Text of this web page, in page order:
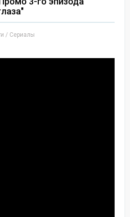
/ Сериалы